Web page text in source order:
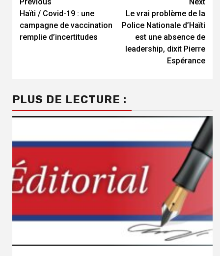
Continue
Reading
Haïti / Covid-19 : une
campagne de vaccination
remplie d’incertitudes
Le vrai problème de la
Police Nationale d’Haïti
est une absence de
leadership, dixit Pierre
Espérance
PLUS DE LECTURE :